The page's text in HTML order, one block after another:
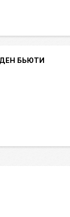
БЬЮТИ